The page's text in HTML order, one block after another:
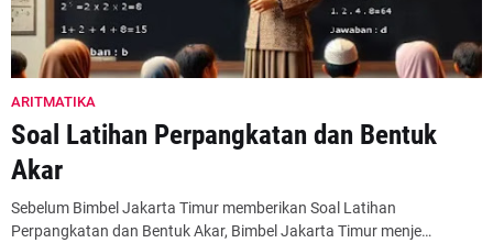
ARITMATIKA
Soal Latihan Perpangkatan dan Bentuk
Akar
Sebelum Bimbel Jakarta Timur memberikan Soal Latihan
Perpangkatan dan Bentuk Akar, Bimbel Jakarta Timur menje…